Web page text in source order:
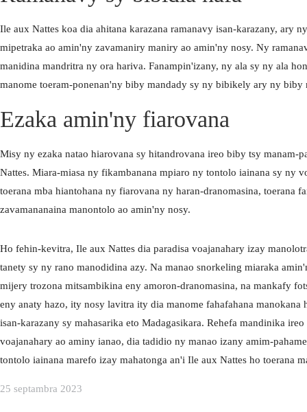
MIKAROKA IRE AUX
NATTES
MIKAROKA IRE AUX
NATTES
FITSANGANTSANGANANA
Ile aux Nattes koa dia ahitana karazana ramanavy isan-karazany, ary
mipetraka ao amin'ny zavamaniry maniry ao amin'ny nosy. Ny
manidina mandritra ny ora hariva. Fanampin'izany, ny ala sy ny ala
manome toeram-ponenan'ny biby mandady sy ny bibikely ary ny biby
Ezaka amin'ny fiarovana
Misy ny ezaka natao hiarovana sy hitandrovana ireo biby tsy manam-
Nattes. Miara-miasa ny fikambanana mpiaro ny tontolo iainana sy ny
toerana mba hiantohana ny fiarovana ny haran-dranomasina, toerana
zavamananaina manontolo ao amin'ny nosy.
Ho fehin-kevitra, Ile aux Nattes dia paradisa voajanahary izay
tanety sy ny rano manodidina azy. Na manao snorkeling miaraka
mijery trozona mitsambikina eny amoron-dranomasina, na mankafy
eny anaty hazo, ity nosy lavitra ity dia manome fahafahana manokana
isan-karazany sy mahasarika eto Madagasikara. Rehefa mandinika
voajanahary ao aminy ianao, dia tadidio ny manao izany amim-
tontolo iainana marefo izay mahatonga an'i Ile aux Nattes ho toerana
25 septambra 2023